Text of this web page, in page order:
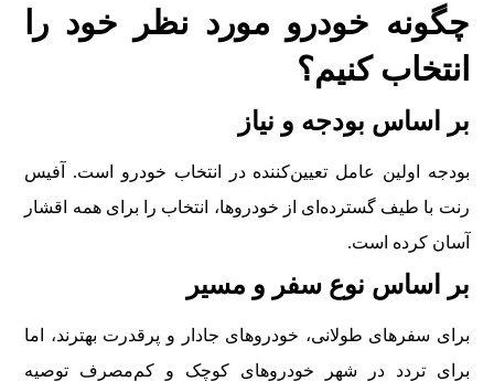
چگونه خودرو مورد نظر خود را
انتخاب کنیم؟
بر اساس بودجه و نیاز
بودجه اولین عامل تعیین‌کننده در انتخاب خودرو است. آفیس
رنت با طیف گسترده‌ای از خودروها، انتخاب را برای همه اقشار
آسان کرده است.
بر اساس نوع سفر و مسیر
برای سفرهای طولانی، خودروهای جادار و پرقدرت بهترند، اما
برای تردد در شهر خودروهای کوچک و کم‌مصرف توصیه